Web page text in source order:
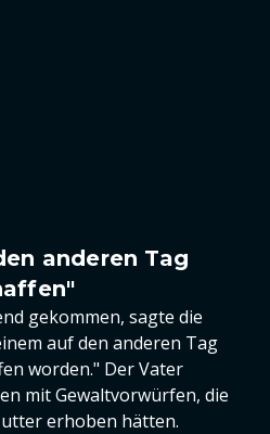
anderen Tag
gekommen, sagte die
auf den anderen Tag
worden." Der Vater
mit Gewaltvorwürfen, die
erhoben hätten.